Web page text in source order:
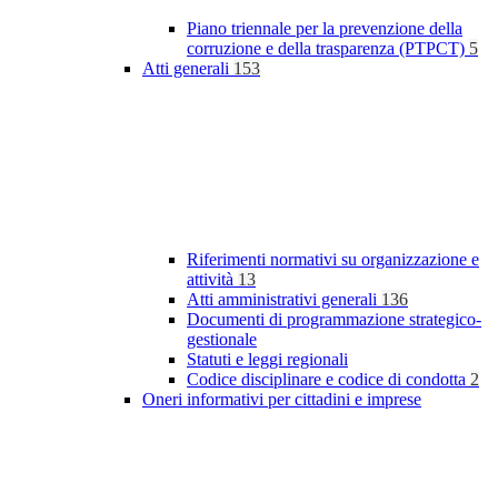
Piano triennale per la prevenzione della
corruzione e della trasparenza (PTPCT) 5
Atti generali 153
Riferimenti normativi su organizzazione e
attività 13
Atti amministrativi generali 136
Documenti di programmazione strategico-
gestionale
Statuti e leggi regionali
Codice disciplinare e codice di condotta 2
Oneri informativi per cittadini e imprese